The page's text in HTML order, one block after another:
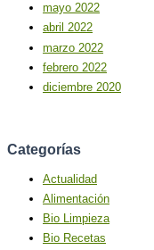
mayo 2022
abril 2022
marzo 2022
febrero 2022
diciembre 2020
Categorías
Actualidad
Alimentación
Bio Limpieza
Bio Recetas